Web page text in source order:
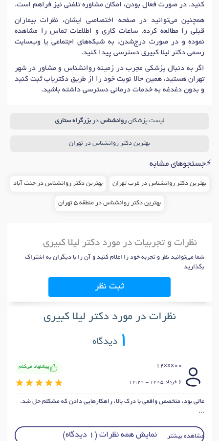
کنید. در صورت فعال بودن، امکان مشاوره تلفنی نیز فراهم است.
همچنین می‌توانید در صفحه اختصاصی ایشان، نظرات بیماران
قبلی را مطالعه کرده، ساعات کاری و اطلاعات تماس را مشاهده
نموده و در صورت درج‌شدن، به شبکه‌های اجتماعی یا وب‌سایت
رسمی دکتر لیلا کبیری دسترسی پیدا کنید.
اگر به دنبال پزشکی مجرب در زمینه روانشناس و مشاور در شهر
تهران هستید، همین حالا نوبت خود را از طریق دکتریاب ثبت کنید
و بدون دغدغه به خدمات درمانی دسترسی داشته باشید.
لیست پزشکانروانشناس دربزرگراه ستاری
بهترین دکتر روانشناس در تهران
⚡جستجوهای مشابه
بهترین دکتر روانشناس در غرب تهران بهترین دکتر روانشناس در جنت آباد
بهترین دکتر روانشناس در منطقه 5 تهران
نظرات و تجربیات در مورد دکتر لیلا کبیری
شما می‌توانید نظر و تجربه خود را اعلام کنید و آن را با دیگران به اشتراک
بگذارید
ثبت نظر
نظرات در مورد دکتر لیلا کبیری
1دیدگاه
12xxx00 پیشنهاد می‌کنم
6 خرداد 1405 - 14:29
عالی بود، متخصص واقعی با درک بالا، راهکارهایی دادن که مشکلم حل شد.
...
مشاهده بیشتر نمایش همه نظرات (1 دیدگاه)